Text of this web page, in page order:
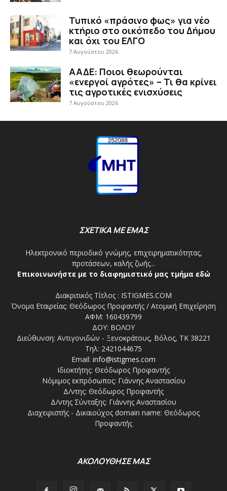
Τυπικό «πράσινο φως» για νέο
κτήριο στο οικόπεδο του Δήμου
και όχι του ΕΛΓΟ
7 Αυγούστου 2026
ΑΑΔΕ: Ποιοι θεωρούνται
«ενεργοί αγρότες» – Τι θα κρίνει
τις αγροτικές ενισχύσεις
7 Αυγούστου 2026
ΣΧΕΤΙΚΑ ΜΕ ΕΜΑΣ
Ηλεκτρονικό περιοδικό γνώμης, επιχειρηματικότητας,
προτάσεων, καλής ζωής...
Επικοινωνήστε με το διαφημιστικό μας τμήμα εδώ
Διακριτικός Τίτλος : ISTIGMES.COM
Όνομα Εταιρείας: Θεόδωρος Προφαντής / Ατομική Επιχείρηση
ΑΦΜ: 160439799
ΔΟΥ: ΒΟΛΟΥ
Διεύθυνση: Αντιγονιδών - Ξενοκράτους, Βόλος, ΤΚ 38221
Τηλ: 2421044675
Email: info@istigmes.com
Ιδιοκτήτης: Θεόδωρος Προφαντής
Νόμιμος εκπρόσωπος: Γιάννης Αναστασίου
Δ/ντης: Θεόδωρος Προφαντής
Δ/ντης Σύνταξης: Γιάννης Αναστασίου
Διαχειριστής - Δικαιούχος domain name: Θεόδωρος
Προφαντής
ΑΚΟΛΟΥΘΗΣΕ ΜΑΣ